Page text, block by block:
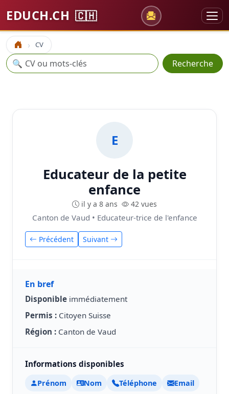
EDUCH.CH 🇨🇭
Accueil CV
Recherche
🔍 Recherche
E
Educateur de la petite
enfance
il y a 8 ans 42 vues
Canton de Vaud • Educateur-trice de l'enfance
Précédent Suivant
En bref
Disponible immédiatement
Permis : Citoyen Suisse
Région : Canton de Vaud
Informations disponibles
Prénom Nom Téléphone Email